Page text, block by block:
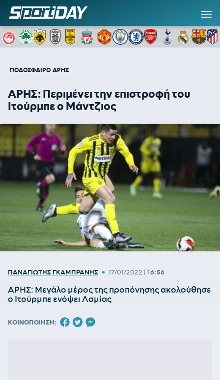
ΠΟΔΟΣΦΑΙΡΟ ΑΡΗΣ
ΑΡΗΣ: Περιμένει την επιστροφή του
Ιτούρμπε ο Μάντζιος
ΠΑΝΑΓΙΩΤΗΣ ΓΚΑΜΠΡΑΝΗΣ • 17/01/2022 | 16:56
ΑΡΗΣ: Μεγάλο μέρος της προπόνησης ακολούθησε
ο Ιτούρμπε ενόψει Λαμίας
ΚΟΙΝΟΠΟΙΗΣΗ: